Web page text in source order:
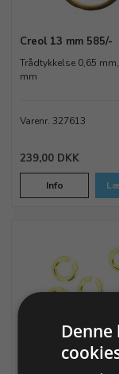
Creol 13 mm 585/-
Trådtykkelse 0,65
mm
Varenr. 327613
239,00 DKK
Info
Rund øsken Ø 3,0